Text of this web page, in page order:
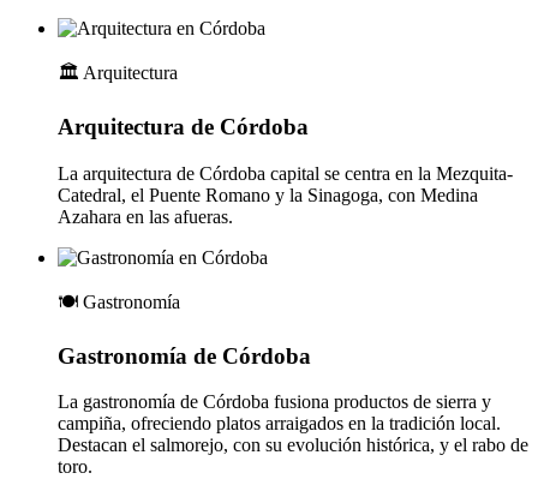
🏛️ Arquitectura
Arquitectura de Córdoba
La arquitectura de Córdoba capital se centra en la Mezquita-
Catedral, el Puente Romano y la Sinagoga, con Medina
Azahara en las afueras.
🍽️ Gastronomía
Gastronomía de Córdoba
La gastronomía de Córdoba fusiona productos de sierra y
campiña, ofreciendo platos arraigados en la tradición local.
Destacan el salmorejo, con su evolución histórica, y el rabo de
toro.